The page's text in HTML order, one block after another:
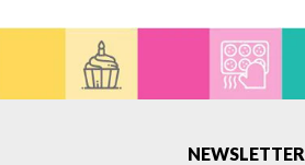
NEWSLETTER